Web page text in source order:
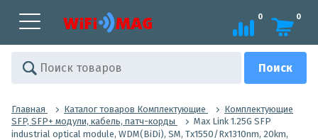
0 0
Главная Каталог товаров Комплектующие
Комплектующие
SFP, SFP+ модули, кабель, патч-корды
Max Link 1.25G SFP
industrial optical module, WDM(BiDi), SM, Tx1550/Rx1310nm, 20km,